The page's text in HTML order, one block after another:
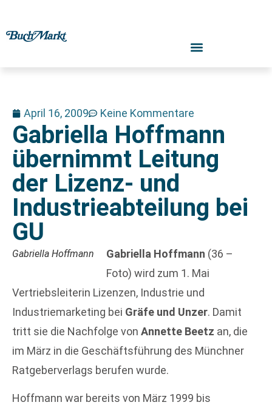
April 16, 2009 Keine Kommentare
Gabriella Hoffmann
übernimmt Leitung
der Lizenz- und
Industrieabteilung bei
GU
Gabriella Hoffmann Gabriella Hoffmann (36 –
Foto) wird zum 1. Mai
Vertriebsleiterin Lizenzen, Industrie und
Industriemarketing bei Gräfe und Unzer. Damit
tritt sie die Nachfolge von Annette Beetz an, die
im März in die Geschäftsführung des Münchner
Ratgeberverlags berufen wurde.
Hoffmann war bereits von März 1999 bis